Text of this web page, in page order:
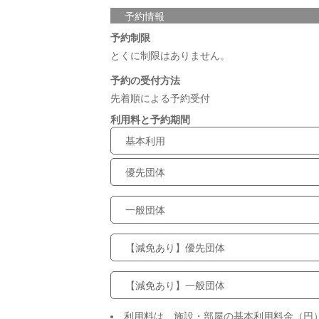
予約情報
予約制限
とくに制限はありません。
予約の受付方法
先着順による予約受付
利用料と予約期間
基本利用
優先団体
一般団体
【減免あり】優先団体
【減免あり】一般団体
利用料は、施設・部屋の基本利用料金（円